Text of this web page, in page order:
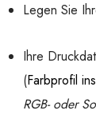
Legen Sie
Ihre
(Farbprofil
RGB- oder